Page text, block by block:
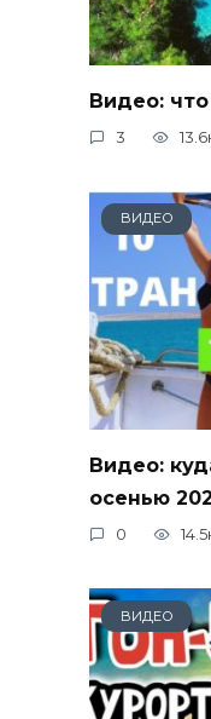
Видео:
3
ВИДЕО
Видео:
осенью
0
ВИДЕО